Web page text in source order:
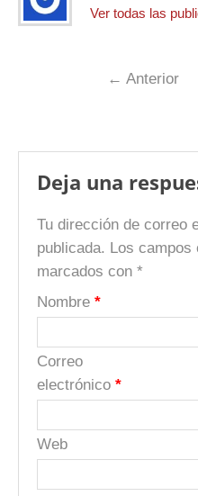
Ver todas las
← Anterior
Deja una
Tu dirección de correo
publicada. Los campos
marcados con *
Nombre *
Correo
electrónico *
Web